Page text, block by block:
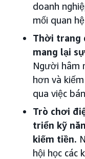
doanh
mối quan
Thời trang
mang lại
Người hâm
hơn và
qua việc
Trò chơi
triển kỹ
kiếm tiền.
hội học các